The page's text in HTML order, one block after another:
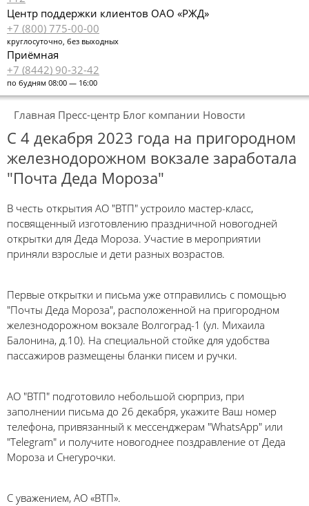
Центр поддержки клиентов ОАО «РЖД»
+7 (800) 775-00-00
круглосуточно, без выходных
Приёмная
+7 (8442) 90-32-42
по будням 08:00 — 16:00
Главная Пресс-центр Блог компании Новости
С 4 декабря 2023 года на пригородном
железнодорожном вокзале заработала
"Почта Деда Мороза"
В честь открытия АО "ВТП" устроило мастер-класс,
посвященный изготовлению праздничной новогодней
открытки для Деда Мороза. Участие в мероприятии
приняли взрослые и дети разных возрастов.
Первые открытки и письма уже отправились с помощью
"Почты Деда Мороза", расположенной на пригородном
железнодорожном вокзале Волгоград-1 (ул. Михаила
Балонина, д.10). На специальной стойке для удобства
пассажиров размещены бланки писем и ручки.
АО "ВТП" подготовило небольшой сюрприз, при
заполнении письма до 26 декабря, укажите Ваш номер
телефона, привязанный к мессенджерам "WhatsApp" или
"Telegram" и получите новогоднее поздравление от Деда
Мороза и Снегурочки.
С уважением, АО «ВТП».